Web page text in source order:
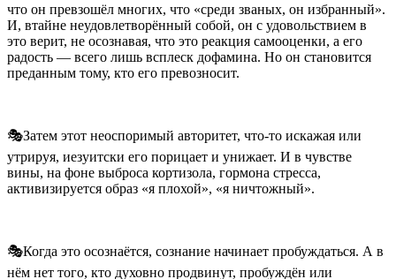
что он превзошёл многих, что «среди званых, он избранный».
И, втайне неудовлетворённый собой, он с удовольствием в
это верит, не осознавая, что это реакция самооценки, а его
радость — всего лишь всплеск дофамина. Но он становится
преданным тому, кто его превозносит.
🎭Затем этот неоспоримый авторитет, что-то искажая или
утрируя, иезуитски его порицает и унижает. И в чувстве
вины, на фоне выброса кортизола, гормона стресса,
активизируется образ «я плохой», «я ничтожный».
🎭Когда это осознаётся, сознание начинает пробуждаться. А в
нём нет того, кто духовно продвинут, пробуждён или